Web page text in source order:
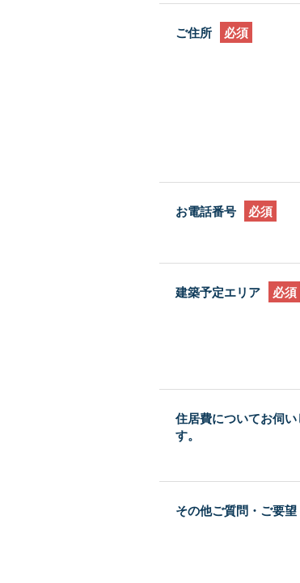
ご住所 必須
お電話番号 必須
建築予定エリア 必須
住居費についてお伺い
す。
その他ご質問・ご要望